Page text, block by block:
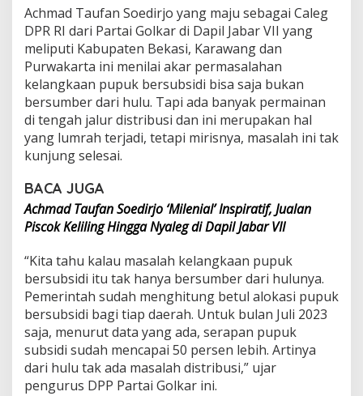
n
i
M
a
l
a
M
e
n
h
R
n
d
a
h
n
y
H
a
r
Achmad Taufan Soedirjo yang maju sebagai Caleg
DPR RI dari Partai Golkar di Dapil Jabar VII yang
meliputi Kabupaten Bekasi, Karawang dan
Purwakarta ini menilai akar permasalahan
kelangkaan pupuk bersubsidi bisa saja bukan
bersumber dari hulu. Tapi ada banyak permainan
di tengah jalur distribusi dan ini merupakan hal
yang lumrah terjadi, tetapi mirisnya, masalah ini tak
kunjung selesai.
BACA JUGA
Achmad Taufan Soedirjo ‘Milenial’ Inspiratif, Jualan
Piscok Keliling Hingga Nyaleg di Dapil Jabar VII
“Kita tahu kalau masalah kelangkaan pupuk
bersubsidi itu tak hanya bersumber dari hulunya.
Pemerintah sudah menghitung betul alokasi pupuk
bersubsidi bagi tiap daerah. Untuk bulan Juli 2023
saja, menurut data yang ada, serapan pupuk
subsidi sudah mencapai 50 persen lebih. Artinya
dari hulu tak ada masalah distribusi,” ujar
pengurus DPP Partai Golkar ini.